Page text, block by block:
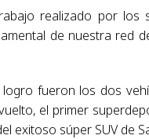
realizado por los
de nuestra red
fueron los dos
el primer
exitoso súper SUV de